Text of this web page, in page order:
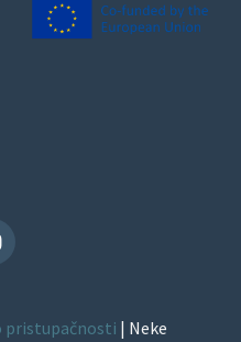
Instagram
pristupačnosti | Neke